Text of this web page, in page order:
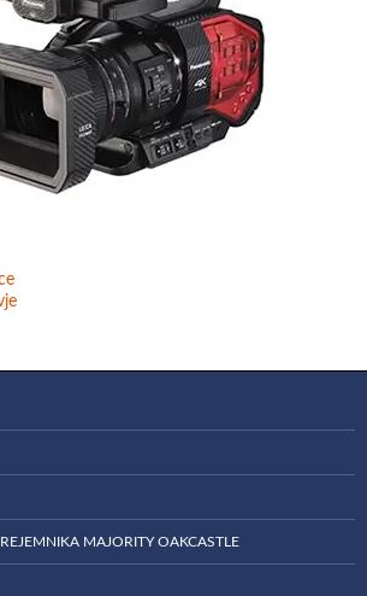
MAJORITY OAKCASTLE